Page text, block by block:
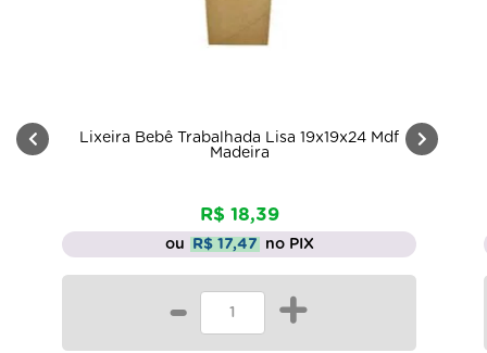
Lixeira Bebê Trabalhada Lisa 19x19x24 Mdf
Madeira
R$ 18,39
ou R$ 17,47 no PIX
- +